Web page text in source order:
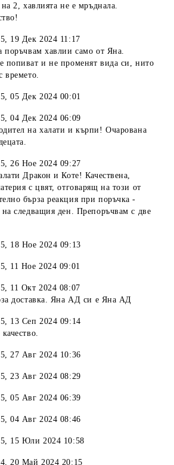
2, хавлията не е мръднала.
, 19 Дек 2024 11:17
поръчвам хавлии само от Яна.
попиват и не променят вида си, нито
времето.
,05 Дек 2024 00:01
,04 Дек 2024 06:09
на халати и кърпи! Очарована
,26 Ное 2024 09:27
Дракон и Коте! Качествена,
с цвят, отговарящ на този от
бърза реакция при поръчка -
на следващия ден. Препоръчвам с две
, 18 Ное 2024 09:13
, 11 Ное 2024 09:01
, 11 Окт 2024 08:07
доставка. Яна АД си е Яна АД
, 13 Сеп 2024 09:14
,27 Авг 2024 10:36
,23 Авг 2024 08:29
,05 Авг 2024 06:39
,04 Авг 2024 08:46
, 15 Юли 2024 10:58
,20 Май 2024 20:15